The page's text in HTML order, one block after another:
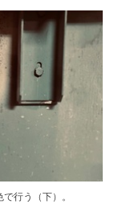
行う（下）。